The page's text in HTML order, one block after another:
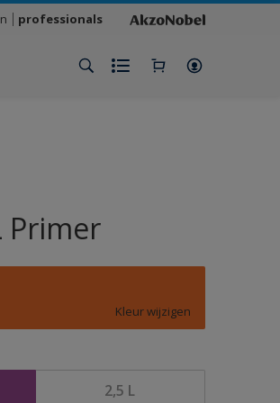
professionals
Primer
Kleur wijzigen
2,5 L